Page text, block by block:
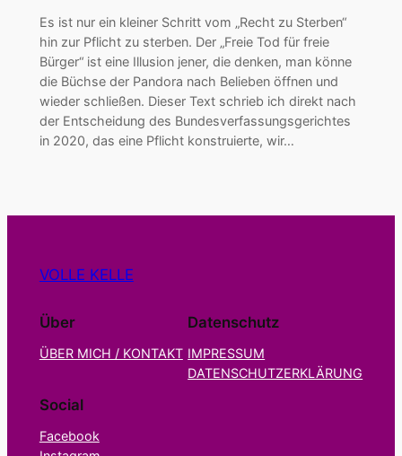
Es ist nur ein kleiner Schritt vom „Recht zu Sterben“
hin zur Pflicht zu sterben. Der „Freie Tod für freie
Bürger“ ist eine Illusion jener, die denken, man könne
die Büchse der Pandora nach Belieben öffnen und
wieder schließen. Dieser Text schrieb ich direkt nach
der Entscheidung des Bundesverfassungsgerichtes
in 2020, das eine Pflicht konstruierte, wir…
VOLLE KELLE
Über
ÜBER MICH / KONTAKT
Datenschutz
IMPRESSUM
DATENSCHUTZERKLÄRUNG
Social
Facebook